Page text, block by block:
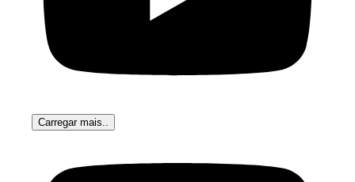
Carregar mais..